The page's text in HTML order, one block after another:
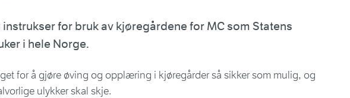
instrukser for bruk av kjøregårdene for MC som Statens
i hele Norge.
for å gjøre øving og opplæring i kjøregårder så sikker som mulig, og
ulykker skal skje.